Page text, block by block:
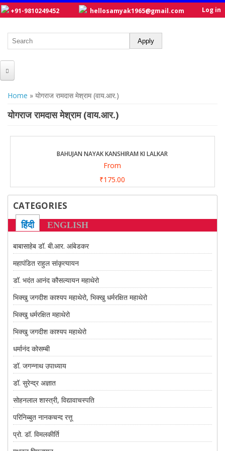
+91-9810249452 hellosamyak1965@gmail.com Log in
ABOUT US
OUR WRITERS
GALLERY
CONTACT US
You are here
Home » योगराज रामदास मेश्राम (वाय.आर.)
योगराज रामदास मेश्राम (वाय.आर.)
BAHUJAN NAYAK KANSHIRAM KI LALKAR
From
₹175.00
CATEGORIES
हिंदी ENGLISH
बाबासाहेब डॉ. बी.आर. आंबेडकर
महापंडित राहुल सांकृत्यायन
डॉ. भदंत आनंद कौसल्यायन महाथेरो
भिक्खु जगदीश काश्यप महाथेरो, भिक्खु धर्मरक्षित महाथेरो
भिक्खु धर्मरक्षित महाथेरो
भिक्खु जगदीश काश्यप महाथेरो
धर्मानंद कोसम्बी
डॉ. जगन्नाथ उपाध्याय
डॉ. सुरेन्द्र अज्ञात
सोहनलाल शास्त्री, विद्यावाचस्पति
परिनिब्बुत नानकचन्द रत्तू
प्रो. डॉ. विमलकीर्ति